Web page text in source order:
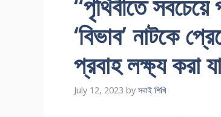
‘বিভাব’ নাটকে
প্রবাহ লক্ষ্য করা
July 12, 2023 by সবাই শিখি